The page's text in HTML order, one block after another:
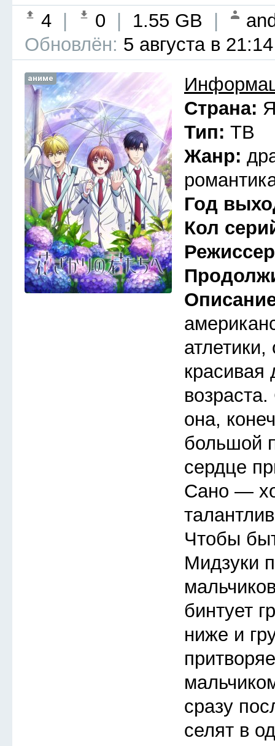
4 0 1.55 GB
Обновлён: 5 августа в 21:14
аниме
Страна:
Тип: ТВ
Жанр:
Год
Кол
красивая
она,
большой
сердце
Сано —
Чтобы
Мидзуки
бинтует
ниже и
сразу
селят в